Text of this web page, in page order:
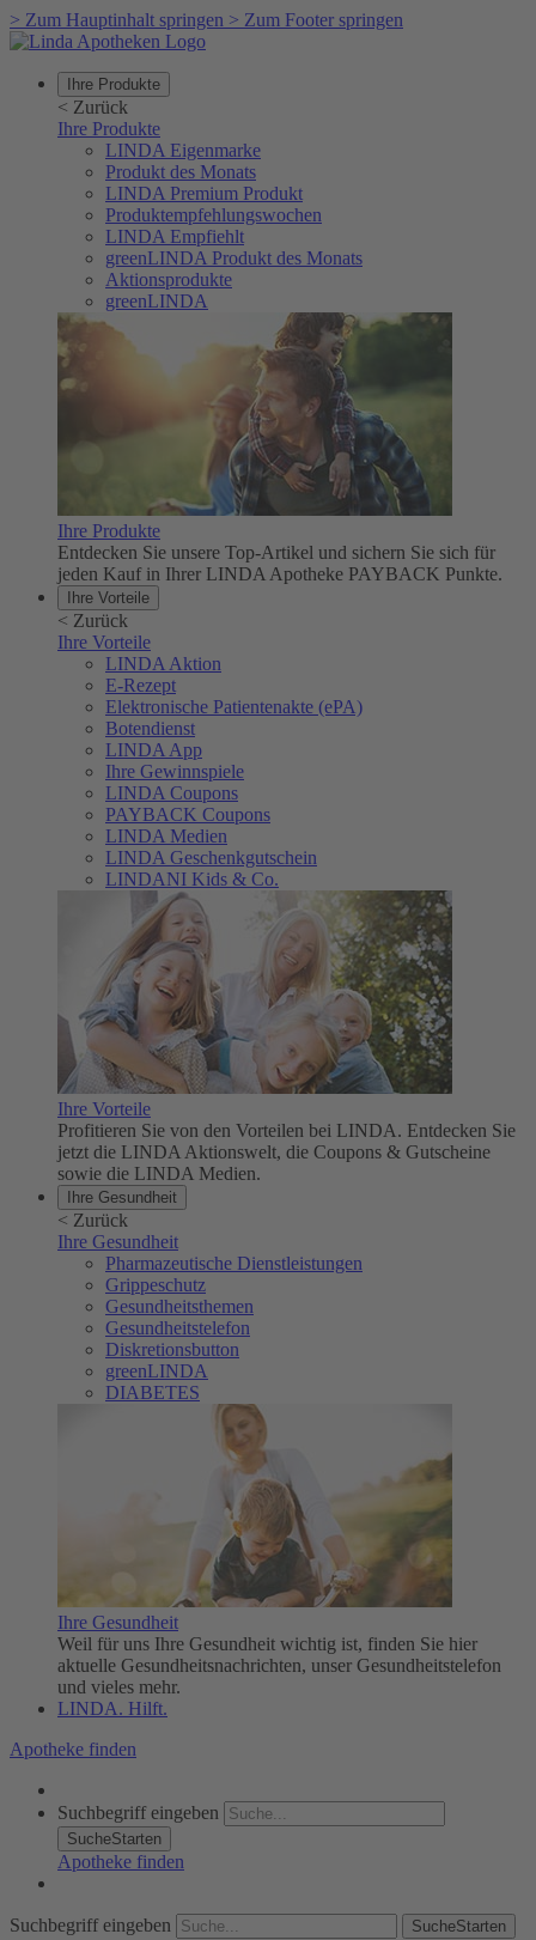
> Zum Hauptinhalt springen > Zum Footer springen
Ihre Produkte
< Zurück
Ihre Produkte
LINDA Eigenmarke
Produkt des Monats
LINDA Premium Produkt
Produktempfehlungswochen
LINDA Empfiehlt
greenLINDA Produkt des Monats
Aktionsprodukte
greenLINDA
Ihre Produkte
Entdecken Sie unsere Top-Artikel und sichern Sie sich für
jeden Kauf in Ihrer LINDA Apotheke PAYBACK Punkte.
Ihre Vorteile
< Zurück
Ihre Vorteile
LINDA Aktion
E-Rezept
Elektronische Patientenakte (ePA)
Botendienst
LINDA App
Ihre Gewinnspiele
LINDA Coupons
PAYBACK Coupons
LINDA Medien
LINDA Geschenkgutschein
LINDANI Kids & Co.
Ihre Vorteile
Profitieren Sie von den Vorteilen bei LINDA. Entdecken Sie
jetzt die LINDA Aktionswelt, die Coupons & Gutscheine
sowie die LINDA Medien.
Ihre Gesundheit
< Zurück
Ihre Gesundheit
Pharmazeutische Dienstleistungen
Grippeschutz
Gesundheitsthemen
Gesundheitstelefon
Diskretionsbutton
greenLINDA
DIABETES
Ihre Gesundheit
Weil für uns Ihre Gesundheit wichtig ist, finden Sie hier
aktuelle Gesundheitsnachrichten, unser Gesundheitstelefon
und vieles mehr.
LINDA. Hilft.
Apotheke finden
Suchbegriff eingeben
SucheStarten
Apotheke finden
Suchbegriff eingeben SucheStarten